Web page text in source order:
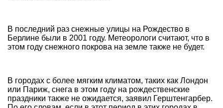
В последний раз снежные улицы на Рождество в
Берлине были в 2001 году. Метеорологи считают, что в
этом году снежного покрова на земле также не будет.
В городах с более мягким климатом, таких как Лондон
или Париж, снега в этом году на рождественские
праздники также не ожидается, заявил Герштенгарбер.